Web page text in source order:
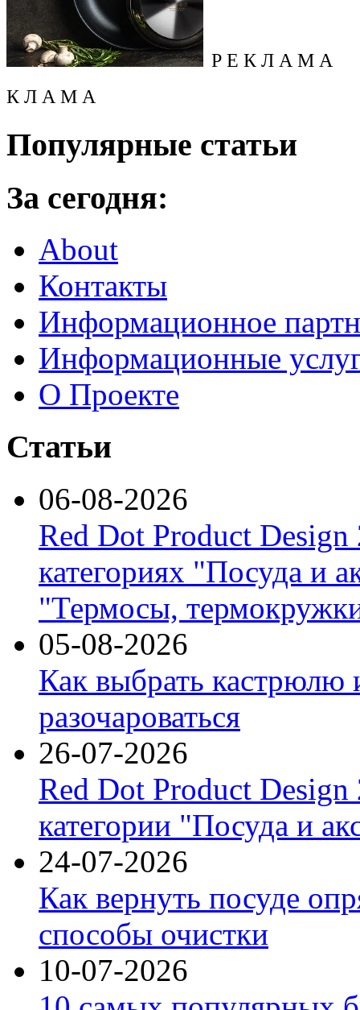
Р Е К Л А М А
К Л А М А
Популярные статьи
За сегодня:
About
Контакты
Информационное
Информационные
О Проекте
Статьи
06-08-2026
Red Dot Product Design
категориях "Посуда и
"Термосы,
05-08-2026
Как выбрать кастрюлю
разочароваться
26-07-2026
Red Dot Product Design
категории "Посуда и
24-07-2026
Как вернуть посуде
способы очистки
10-07-2026